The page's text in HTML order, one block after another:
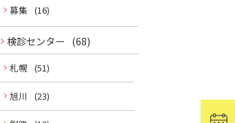
ュ
ー
募集 (16)
検診センター (68)
札幌 (51)
旭川 (23)